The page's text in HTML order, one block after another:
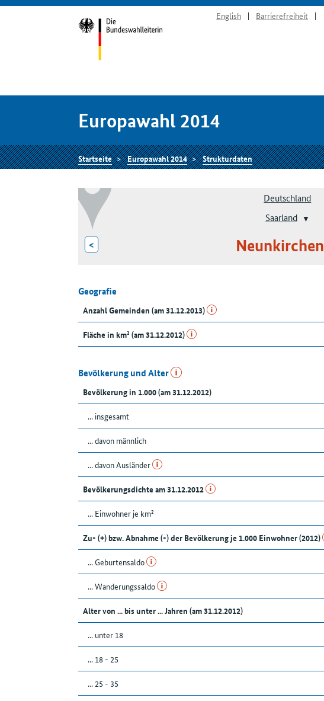
English Barrierefreiheit
Europawahl 2014
Startseite Europawahl 2014 Strukturdaten
Deutschland
Saarland
< Neunkirchen
Geografie
Anzahl Gemeinden (am 31.12.2013)
Fläche in km² (am 31.12.2012)
Bevölkerung und Alter
Bevölkerung in 1.000 (am 31.12.2012)
... insgesamt
... davon männlich
... davon Ausländer
Bevölkerungsdichte am 31.12.2012
... Einwohner je km²
Zu- (+) bzw. Abnahme (-) der Bevölkerung je 1.000 Einwohner (2012)
... Geburtensaldo
... Wanderungssaldo
Alter von ... bis unter ... Jahren (am 31.12.2012)
... unter 18
... 18 - 25
... 25 - 35